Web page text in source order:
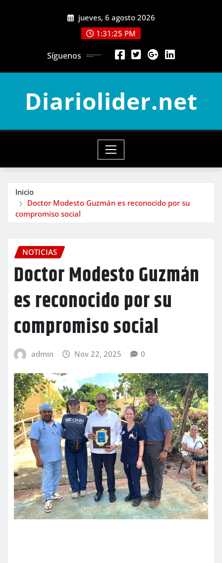
jueves, 6 agosto 2026
1:31:27 PM
Síguenos
Diariolider.net
Inicio
Doctor Modesto Guzmán es reconocido por su
compromiso social
NOTICIAS
Doctor Modesto Guzmán
es reconocido por su
compromiso social
admin Nov 22, 2025 0